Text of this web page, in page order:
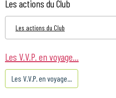
Les actions du Club
Les actions du Club
Les V.V.P. en voyage...
Les V.V.P. en voyage...